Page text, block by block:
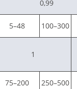
0,99
5–48 100–300
1
75–200 250–500